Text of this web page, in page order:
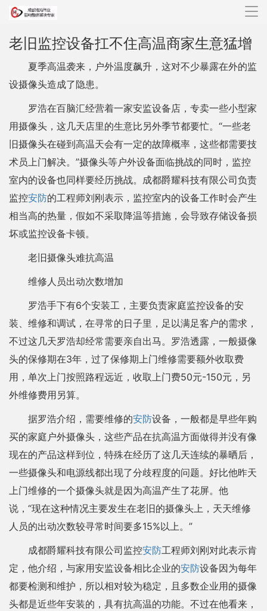
导
老旧监控设备扛不住高温商家生意猛增
夏季高温袭来，户外温度飙升，这对不少暴露在外的监
设摄像头造成了隐患。
罗浩在百脑汇经营着一家安监设备店，专卖一些小型家
用摄像头，这几天店里的生意比另外季节都要忙。“一些老
旧摄像头在碰到高温天会有一定的故障概率，这些都需要技
术员上门解决。”摄像头等户外设备面临挑战的同时，监控
室内的设备也同样要经历挑战。成都爵耀科技有限公司负责
监控安防的工程师刘刚表示，监控室内的设备工作时会产生
相当高的热量，假如不采取降温等措施，会导致存储设备损
坏或监控设备卡顿。
老旧摄像头难抗高温
维修人员出动次数增加
罗浩手下有6个安装工，主要负责家庭监控设备的安
装、维修和调试，在寻常的日子里，足以满足客户的需求，
不过这几天罗浩却经常需要亲自出马。罗浩透露，一般摄像
头的保修期在3年，过了保修期上门维修需要额外收取费
用，单次上门按照路程远近，收取上门费50元-150元，另
外维修费用另算。
据罗浩介绍，需要维修的安防设备，一般都是早些年购
买的家庭户外摄像头，这些产品在抗高温方面做得并没有像
现在的产品这样到位，特殊在经历了这几天连续的暴晒后，
一些摄像头和电源线都出现了分歧程度的问题。好比他昨天
上门维修的一个摄像头就是因为高温产生了花屏。他
说，“现在这种情况主要发生在老旧的摄像头上，天天维修
人员的出动次数较寻常时间要多15%以上。”
成都爵耀科技有限公司监控安防工程师刘刚对此表示肯
定，他介绍，与家用安监设备相比企业的安防设备因为每年
都要检测和维护，所以相对较为稳定，且多数企业用的摄像
头都是近些年安装的，具有抗高温的功能。不过在他看来，